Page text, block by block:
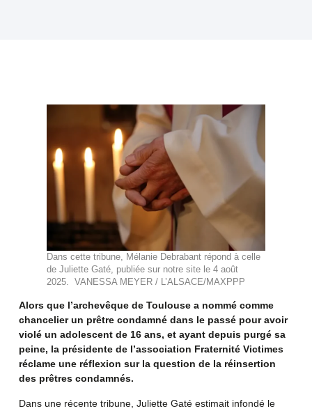
Dans cette tribune, Mélanie Debrabant répond à celle
de Juliette Gaté, publiée sur notre site le 4 août
2025. VANESSA MEYER / L’ALSACE/MAXPPP
Alors que l’archevêque de Toulouse a nommé comme
chancelier un prêtre condamné dans le passé pour avoir
violé un adolescent de 16 ans, et ayant depuis purgé sa
peine, la présidente de l’association Fraternité Victimes
réclame une réflexion sur la question de la réinsertion
des prêtres condamnés.
Dans une récente tribune, Juliette Gaté estimait infondé le